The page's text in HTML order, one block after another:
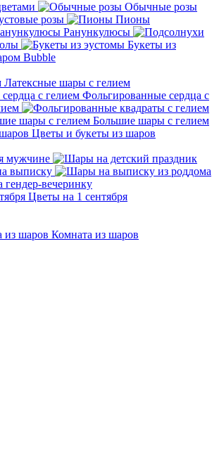
Обычные розы
розы
Пионы
Ранункулюсы
Букеты из
Bubble
Латексные шары с гелием
Фольгированные сердца с
Большие шары с гелием
Цветы и букеты из шаров
мужчине
выписку
вечеринку
Цветы на 1 сентября
Комната из шаров